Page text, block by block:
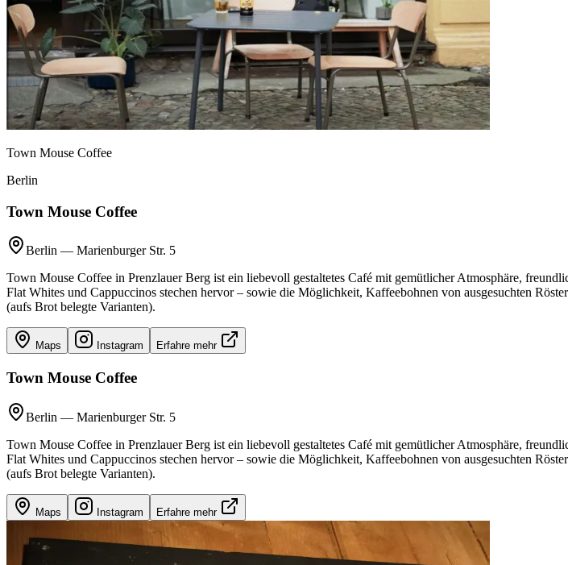
Town Mouse Coffee
Berlin
Town Mouse Coffee
Berlin — Marienburger Str. 5
Town Mouse Coffee in Prenzlauer Berg ist ein liebevoll gestaltetes Café mit gemütlicher Atmosphäre,
Flat Whites und Cappuccinos stechen hervor – sowie die Möglichkeit, Kaffeebohnen von ausgesuchten
(aufs Brot belegte Varianten).
Maps Instagram Erfahre mehr
Town Mouse Coffee
Berlin — Marienburger Str. 5
Town Mouse Coffee in Prenzlauer Berg ist ein liebevoll gestaltetes Café mit gemütlicher Atmosphäre,
Flat Whites und Cappuccinos stechen hervor – sowie die Möglichkeit, Kaffeebohnen von ausgesuchten
(aufs Brot belegte Varianten).
Maps Instagram Erfahre mehr